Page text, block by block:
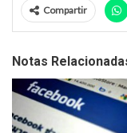
Compartir
Notas